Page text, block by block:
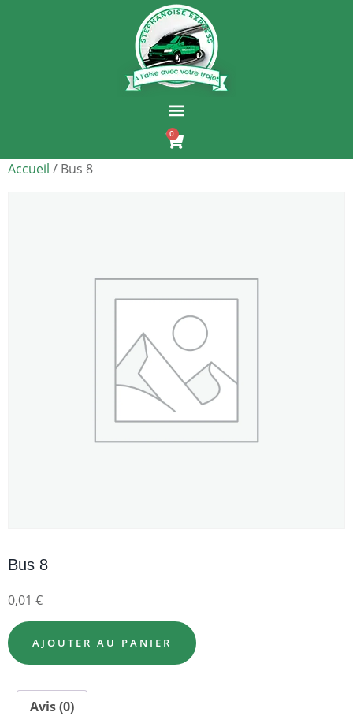
0
Accueil / Bus 8
Bus 8
0,01 €
AJOUTER AU PANIER
Avis (0)